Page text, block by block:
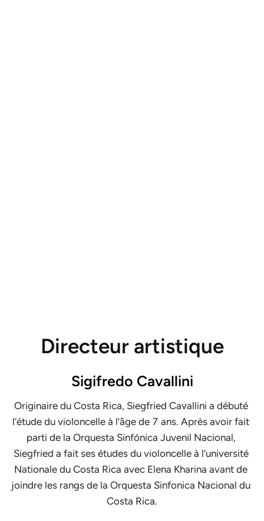
Directeur artistique
Sigifredo Cavallini
Originaire du Costa Rica, Siegfried Cavallini a débuté
l’étude du violoncelle à l’âge de 7 ans. Après avoir fait
parti de la Orquesta Sinfónica Juvenil Nacional,
Siegfried a fait ses études du violoncelle à l’université
Nationale du Costa Rica avec Elena Kharina avant de
joindre les rangs de la Orquesta Sinfonica Nacional du
Costa Rica.